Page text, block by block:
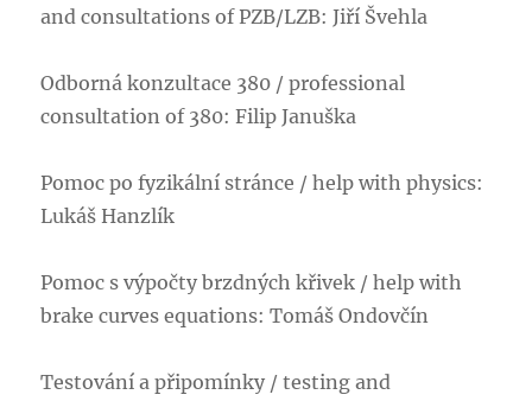
and consultations of PZB/LZB: Jiří Švehla
Odborná konzultace 380 / professional
consultation of 380: Filip Januška
Pomoc po fyzikální stránce / help with physics:
Lukáš Hanzlík
Pomoc s výpočty brzdných křivek / help with
brake curves equations: Tomáš Ondovčín
Testování a připomínky / testing and